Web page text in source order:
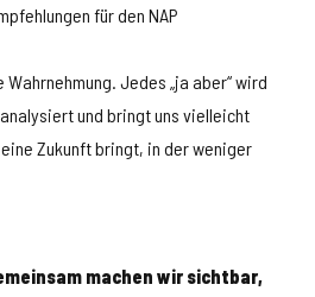
für den NAP
Jedes „ja aber“ wird
und bringt uns vielleicht
Zukunft bringt, in der weniger
machen wir sichtbar,